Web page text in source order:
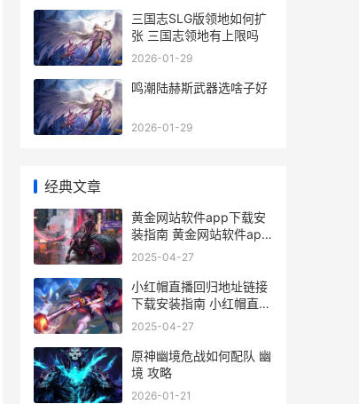
三国志SLG版领地如何扩
张 三国志领地有上限吗
2026-01-29
鸣潮陆赫斯武器选啥子好
2026-01-29
经典文章
黄金网站软件app下载安
装指南 黄金网站软件app
下载入口免费安装
2025-04-27
小红帽直播回归地址链接
下载安装指南 小红帽直播
回归地址链接怎么弄
2025-04-27
原神幽境危战如何配队 幽
境 攻略
2026-01-21